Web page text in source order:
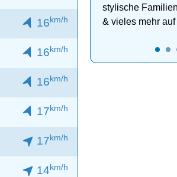
16km/h
16km/h
16km/h
17km/h
17km/h
14km/h
stylische
& vieles mehr